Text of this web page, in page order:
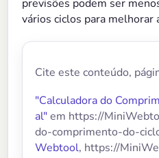
previsões podem ser
vários ciclos para melhorar
Cite este conteúdo,
"Calculadora do
al"em https://
do-comprimento-do-
Webtool, https://